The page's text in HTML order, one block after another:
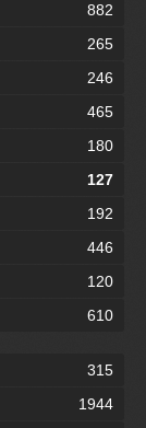
882
265
246
465
180
127
192
446
120
610
315
1944